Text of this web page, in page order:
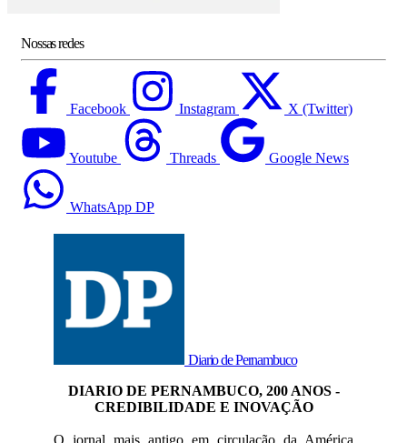
Nossas redes
Facebook Instagram X (Twitter)
Youtube Threads Google News
WhatsApp DP
Diario de Pernambuco
DIARIO DE PERNAMBUCO, 200 ANOS -
CREDIBILIDADE E INOVAÇÃO